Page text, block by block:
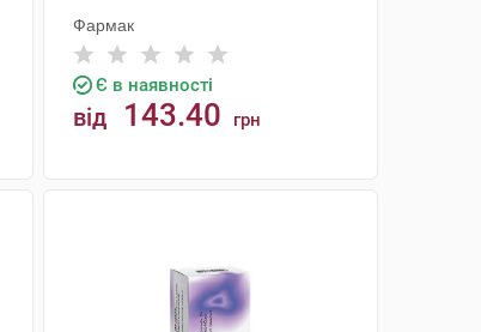
Фармак
Є в наявності
від 143.40 грн